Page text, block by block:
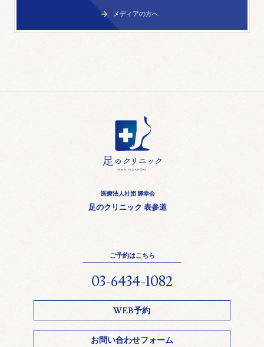
 メディアの方へ
医療法人社団 輝幸会
足のクリニック 表参道
ご予約はこちら
03-6434-1082
WEB予約
お問い合わせフォーム